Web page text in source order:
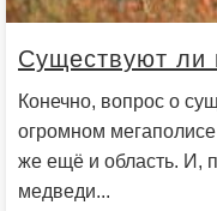
Существуют ли
Конечно, вопрос о
огромном
же ещё и область. И,
медведи...